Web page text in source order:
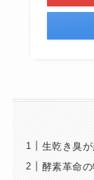
生乾き臭
酵素革命